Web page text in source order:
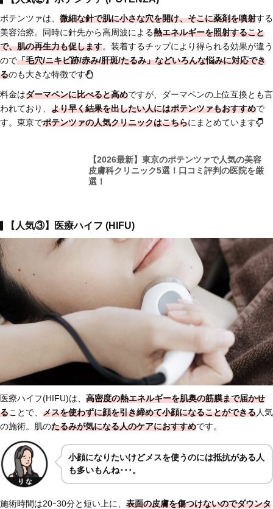
ポテンツァは、 微細な針で肌に小さな穴を開け、そこに薬剤を噴射する
美容治療。同時に針先から高周波による熱エネルギーを照射すること
で、肌の再生力も促します。装着するチップにより得られる効果が違う
ので「毛穴/ニキビ跡/赤み/肝斑/たるみ」などいろんな悩みに対応でき
るのも大きな特徴です
料金はダーマペンに比べると高めですが、ダーマペンの上位互換とも言
われており、 より早く結果を出したい人にはポテンツァもおすすめで
す。東京でポテンツァの人気クリニックはこちらにまとめています
【2026最新】東京のポテンツァで人気の美容
皮膚科クリニック5選！口コミ評判の医院を厳
選！
【人気③】医療ハイフ (HIFU)
医療ハイフ(HIFU)は、 高密度の熱エネルギーを肌奥の筋膜まで届かせ
ることで、 メスを使わずに顔を引き締めて小顔になることができる人気
の施術。肌のたるみが気になる人のケアにおすすめです。
小顔になりたいけどメスを使うのには抵抗がある人
も多いもんね･･･。
施術時間は20ｰ30分と短い上に、 表面の皮膚を傷つけないのでダウンタ